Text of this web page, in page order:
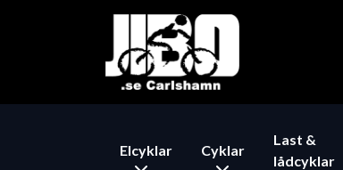
Elcyklar Cyklar
Last &
lådcyklar